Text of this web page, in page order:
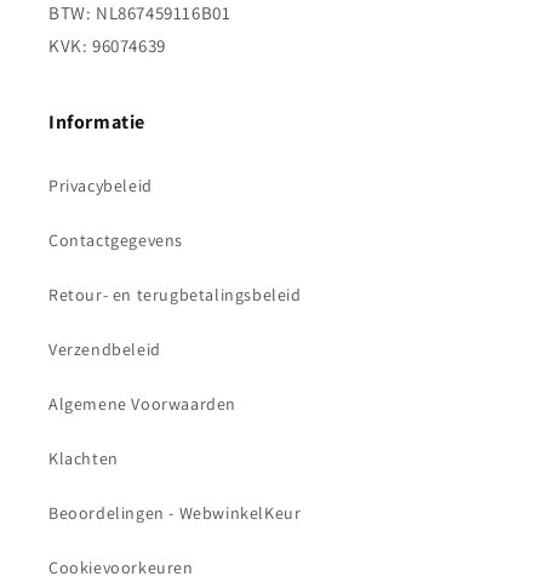
BTW: NL867459116B01
KVK: 96074639
Informatie
Privacybeleid
Contactgegevens
Retour- en terugbetalingsbeleid
Verzendbeleid
Algemene Voorwaarden
Klachten
Beoordelingen - WebwinkelKeur
Cookievoorkeuren